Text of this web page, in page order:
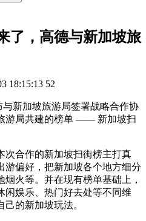
了，高德与新加坡旅
18:15:13 52
新加坡旅游局签署战略合作协
游局共建的榜单 —— 新加坡扫
次合作的新加坡扫街榜主打真
游偏好，把新加坡各个地方细分
火等。并在现有榜单基础上，
闲娱乐、热门好去处等不同维
的新加坡玩法。